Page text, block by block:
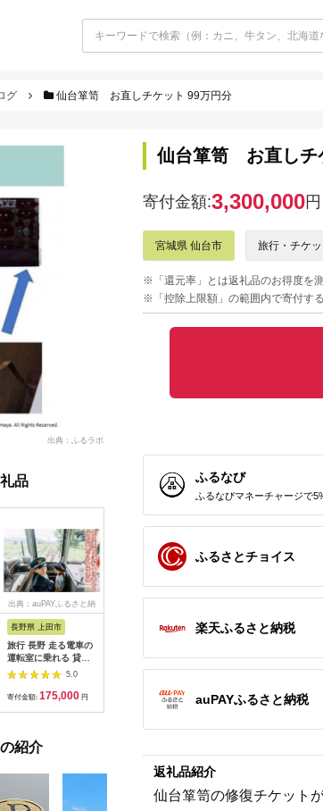
グ 仙台箪笥 お直しチケット 99万円分
出典：ふるラボ
品
出典：auPAYふるさと納
長野県 上田市
旅行 長野 走る電車の
運転室に乗れる 貸切
列車でお仕事体験 体
験 チケット 電車 鉄道
列車 サービス 子供 子
5.0
寄付金額: 175,000 円
岐阜県 可児市
ラブ利用券（150,000
円分）【0018-007】
500,000円
静岡県 伊東市
ホテル別館・伊東
テル松川館 ご宿
分:GAタイプ)
【1044937】
寄付金額:30,000
紹介
仙台箪笥 お直しチ
寄付金額:3,300,000円
宮城県 仙台市 旅行・チケ
※「還元率」とは返礼品のお得度を
※「控除上限額」の範囲内で寄付す
ふるなび
ふるなびマネーチャージで
ふるさとチョイス
楽天ふるさと納税
auPAYふるさと納税
返礼品紹介
仙台箪笥の修復チケット